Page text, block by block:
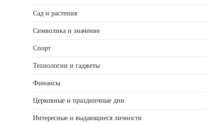
Сад и растения
Символика и значение
Спорт
Технологии и гаджеты
Финансы
Церковные и праздничные дни
Интересные и выдающиеся личности